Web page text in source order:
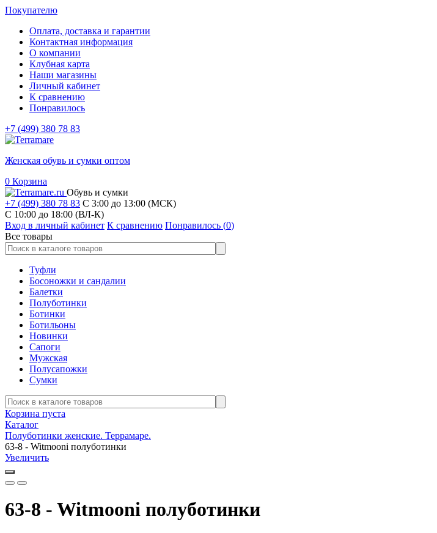
Покупателю
Оплата, доставка и гарантии
Контактная информация
О компании
Клубная карта
Наши магазины
Личный кабинет
К сравнению
Понравилось
+7 (499) 380 78 83
Женская обувь и сумки оптом
0 Корзина
Обувь и сумки
+7 (499) 380 78 83 С 3:00 до 13:00 (МСК)
C 10:00 до 18:00 (ВЛ-К)
Вход в личный кабинет К сравнению Понравилось (0)
Все товары
Туфли
Босоножки и сандалии
Балетки
Полуботинки
Ботинки
Ботильоны
Новинки
Сапоги
Мужская
Полусапожки
Сумки
Корзина пуста
Каталог
Полуботинки женские. Террамаре.
63-8 - Witmooni полуботинки
Увеличить
63-8 - Witmooni полуботинки